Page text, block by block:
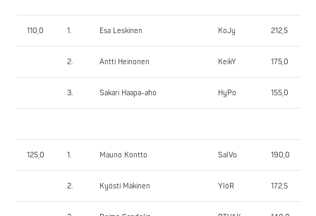
110,0 1. Esa Leskinen KoJy 212,5
2. Antti Heinonen KeikY 175,0
3. Sakari Haapa-aho HyPo 155,0
125,0 1. Mauno Kontto SalVo 190,0
2. Kyösti Mäkinen YlöR 172,5